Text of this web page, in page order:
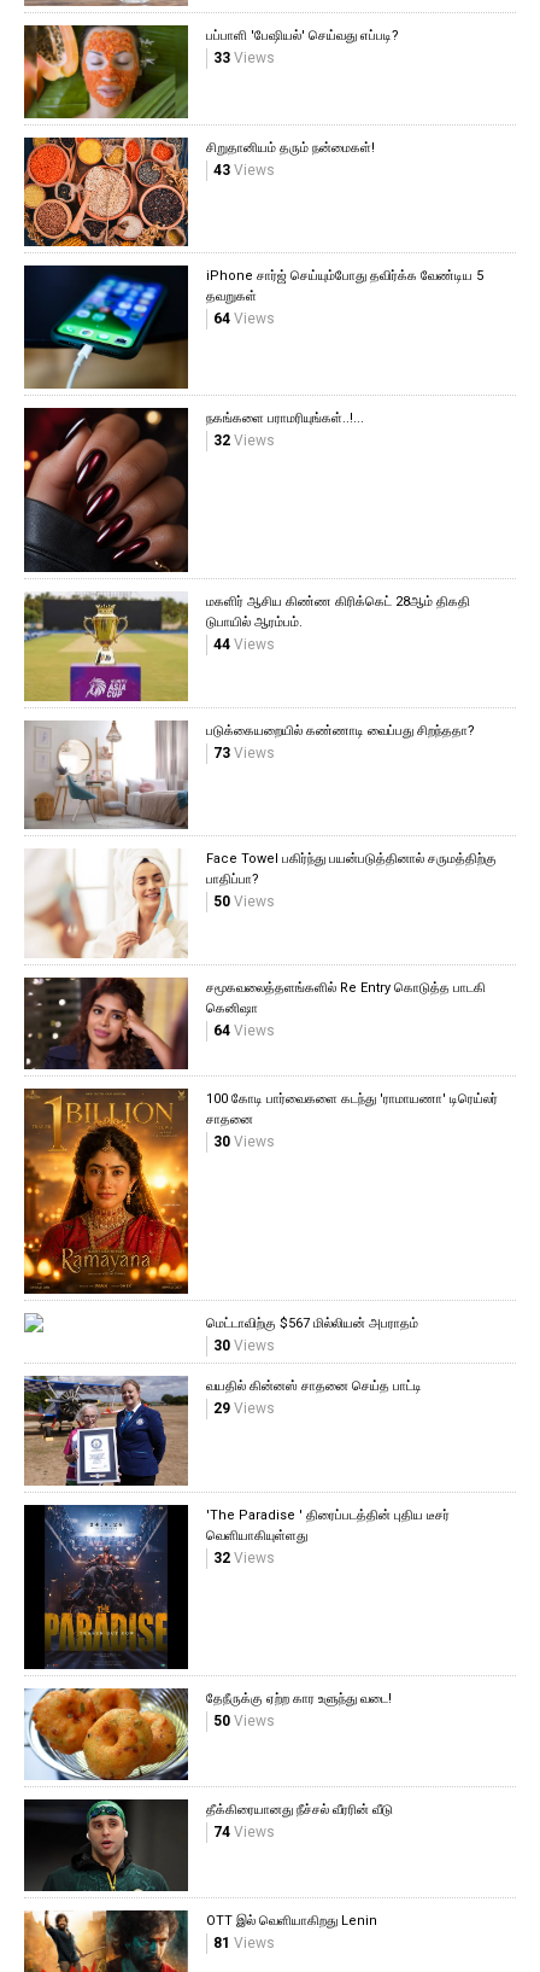
பப்பாளி 'பேஷியல்' செய்வது எப்படி?
33Views
சிறுதானியம் தரும் நன்மைகள்!
43Views
iPhone சார்ஜ் செய்யும்போது தவிர்க்க வேண்டிய 5
தவறுகள்
64Views
நகங்களை பராமரியுங்கள்..!...
32Views
மகளிர் ஆசிய கிண்ண கிரிக்கெட் 28ஆம் திகதி
டுபாயில் ஆரம்பம்.
44Views
படுக்கையறையில் கண்ணாடி வைப்பது சிறந்ததா?
73Views
Face Towel பகிர்ந்து பயன்படுத்தினால் சருமத்திற்கு
பாதிப்பா?
50Views
சமூகவலைத்தளங்களில் Re Entry கொடுத்த பாடகி
கெனிஷா
64Views
100 கோடி பார்வைகளை கடந்து 'ராமாயணா' டிரெய்லர்
சாதனை
30Views
மெட்டாவிற்கு $567 மில்லியன் அபராதம்
30Views
வயதில் கின்னஸ் சாதனை செய்த பாட்டி
29Views
'The Paradise ' திரைப்படத்தின் புதிய டீசர்
வெளியாகியுள்ளது
32Views
தேநீருக்கு ஏற்ற கார உளுந்து வடை!
50Views
தீக்கிரையானது நீச்சல் வீரரின் வீடு
74Views
OTT இல் வெளியாகிறது Lenin
81 Views